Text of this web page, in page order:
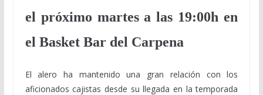
el próximo martes a las 19:00h en
el Basket Bar del Carpena
El alero ha mantenido una gran relación con los
aficionados cajistas desde su llegada en la temporada